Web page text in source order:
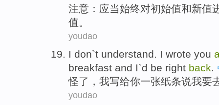
注意 ：应当始终对初始值和新值
值。
youdao
I don`t understand. I wrote you
breakfast and I`d be right back.
怪了， 我写给你一张纸条说我要
youdao